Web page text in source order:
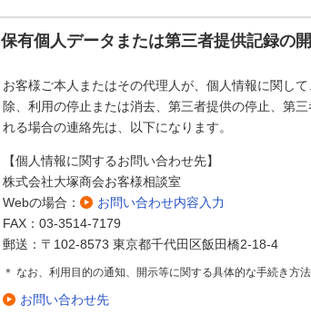
保有個人データまたは第三者提供記録の
お客様ご本人またはその代理人が、個人情報に関し
除、利用の停止または消去、第三者提供の停止、第
れる場合の連絡先は、以下になります。
【個人情報に関するお問い合わせ先】
株式会社大塚商会お客様相談室
Webの場合：
お問い合わせ内容入力
FAX：03-3514-7179
郵送：〒102-8573 東京都千代田区飯田橋2-18-4
＊ なお、利用目的の通知、開示等に関する具体的な手続き方
お問い合わせ先